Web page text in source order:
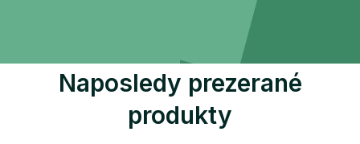
Naposledy prezerané
produkty